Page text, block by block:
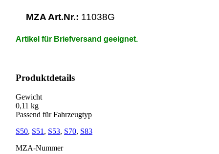
MZA Art.Nr.: 11038G
Artikel für Briefversand geeignet.
Produktdetails
Gewicht
0,11 kg
Passend für Fahrzeugtyp
S50, S51 , S53, S70, S83
MZA-Nummer